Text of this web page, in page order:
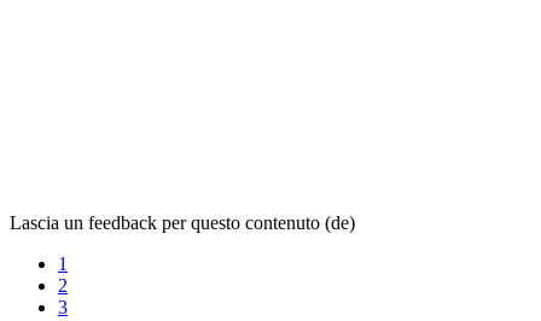
Lascia un feedback per questo contenuto (de)
1
2
3